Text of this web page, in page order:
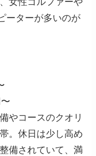
ーターが多いのが
やコースのクオリ
。休日は少し高め
備されていて、満